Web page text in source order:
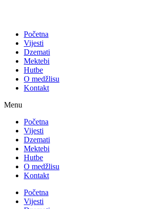
Početna
Vijesti
Dzemati
Mektebi
Hutbe
O medžlisu
Kontakt
Menu
Početna
Vijesti
Dzemati
Mektebi
Hutbe
O medžlisu
Kontakt
Početna
Vijesti